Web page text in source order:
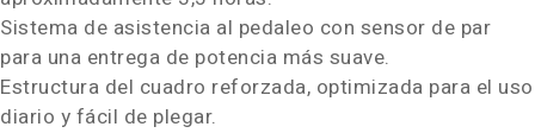
Sistema de asistencia al pedaleo con sensor de par
para una entrega de potencia más suave.
Estructura del cuadro reforzada, optimizada para el uso
diario y fácil de plegar.